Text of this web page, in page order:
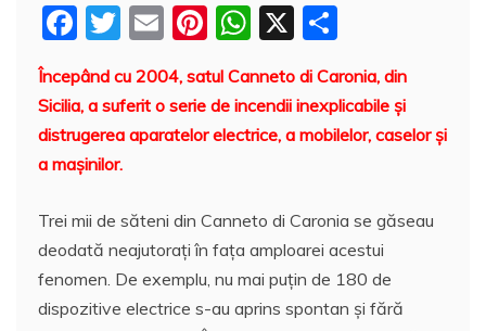
F
a
c
e
b
o
k
T
w
itt
er
E
m
ai
l
Pi
nt
er
e
W
at
s
p
X
rt
aj
z
ă
Începând cu 2004, satul Canneto di Caronia, din
Sicilia, a suferit o serie de incendii inexplicabile și
distrugerea aparatelor electrice, a mobilelor, caselor şi
a maşinilor.
Trei mii de săteni din Canneto di Caronia se găseau
deodată neajutoraţi în faţa amploarei acestui
fenomen. De exemplu, nu mai puțin de 180 de
dispozitive electrice s-au aprins spontan și fără